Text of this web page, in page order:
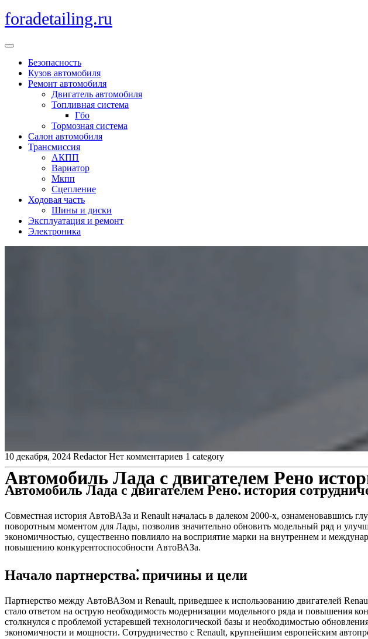
Перейти
к
foradetailing.ru
Кнопка
ОткрытьБезопасность
Кузов автомобиля
Ремонт автомобиля
Двигатель автомобиля
Топливная система
Гбо
Тормозная система
Салон автомобиля
Трансмиссия
АКПП
Вариатор
Мкпп
Сцепление
Ходовая часть
Шины и диски
Эксплуатация и ремонт
Электроника
Автомобиль Лада с двигателем Рено
10 декабря, 2024 Redactor Нет комментариев 1 category
Автомобиль Лада с двигателем Рено⁚ история
Совместная история АвтоВАЗа и Renault началась в далеком 2000-х, ознаменовавшись
поворотным моментом для Лады, позволив значительно обновить модельный ряд и
экономичностью, существенно повлияло на восприятие марки на внутреннем и
повышению конкурентоспособности АвтоВАЗа.
Начало партнерства⁚ причины и цели
Партнерство между АвтоВАЗом и Renault, приведшее к использованию двигателей
стало ответом на острую необходимость модернизации модельного ряда и повышения
столкнулся с проблемой устаревшей технологической базы и необходимостью
экономичности и мощности. Сотрудничество с Renault, крупнейшим европейским